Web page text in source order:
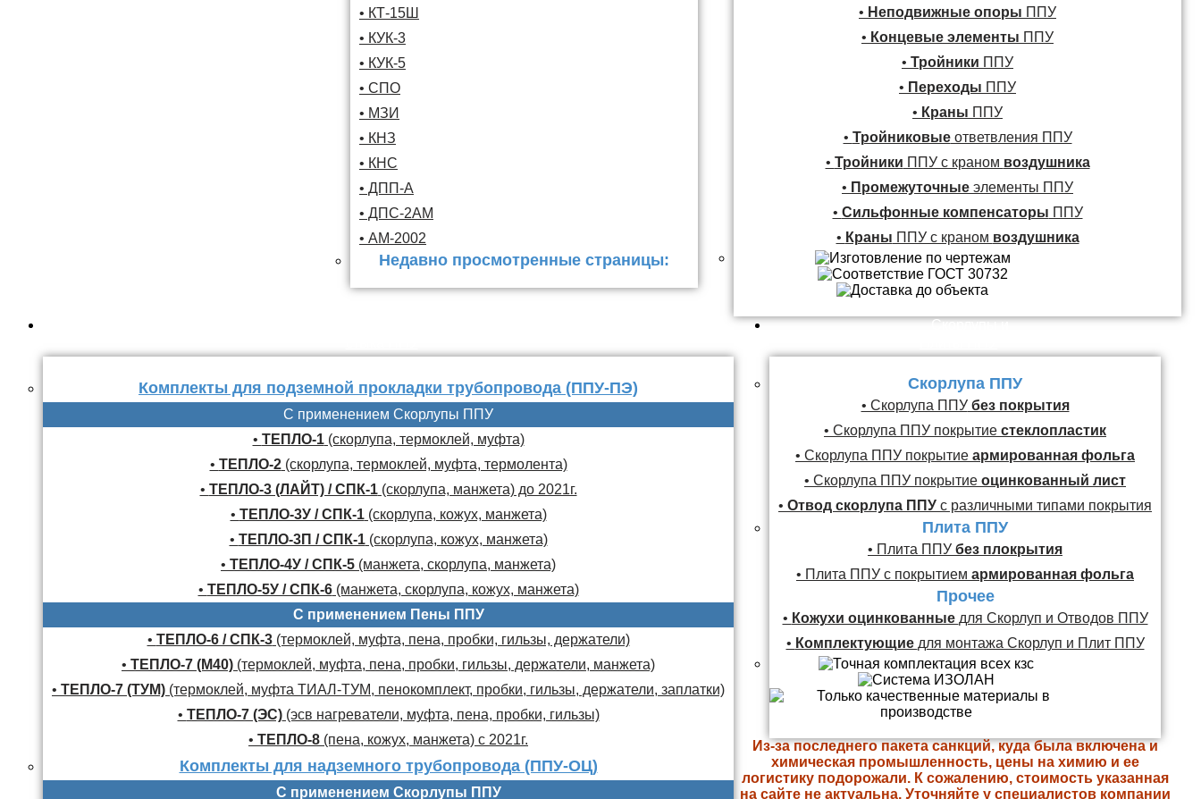
• КТ-15Ш
• КУК-3
• КУК-5
• СПО
• МЗИ
• КНЗ
• КНС
• ДПП-А
• ДПС-2АМ
• АМ-2002
Недавно просмотренные страницы:
• Неподвижные опоры ППУ
• Концевые элементы ППУ
• Тройники ППУ
• Переходы ППУ
• Краны ППУ
• Тройниковыеответвления ППУ
• Тройники ППУ с краном воздушника
• Промежуточные элементы ППУ
• Сильфонные компенсаторы ППУ
• Краны ППУ с краном воздушника
Комплекты для подземной прокладки трубопровода (ППУ-ПЭ)
С применением Скорлупы ППУ
• ТЕПЛО-1(скорлупа, термоклей, муфта)
• ТЕПЛО-2(скорлупа, термоклей, муфта, термолента)
• ТЕПЛО-3 (ЛАЙТ) / СПК-1(скорлупа, манжета) до 2021г.
• ТЕПЛО-3У / СПК-1(скорлупа, кожух, манжета)
• ТЕПЛО-3П / СПК-1(скорлупа, кожух, манжета)
• ТЕПЛО-4У / СПК-5 (манжета, скорлупа, манжета)
• ТЕПЛО-5У / СПК-6(манжета, скорлупа, кожух, манжета)
С применением Пены ППУ
• ТЕПЛО-6 / СПК-3(термоклей, муфта, пена, пробки, гильзы, держатели)
• ТЕПЛО-7 (М40) (термоклей, муфта, пена, пробки, гильзы, держатели, манжета)
• ТЕПЛО-7 (ТУМ) (термоклей, муфта ТИАЛ-ТУМ, пенокомплект, пробки, гильзы, держатели, заплатки)
• ТЕПЛО-7 (ЭС)(эсв нагреватели, муфта, пена, пробки, гильзы)
• ТЕПЛО-8 (пена, кожух, манжета) с 2021г.
Комплекты для надземного трубопровода (ППУ-ОЦ)
С применением Скорлупы ППУ
Скорлупы и
Скорлупа ППУ
• Скорлупа ППУбез покрытия
• Скорлупа ППУ покрытие стеклопластик
• Скорлупа ППУ покрытие армированная фольга
• Скорлупа ППУ покрытие оцинкованный лист
• Отвод скорлупа ППУ с различными типами покрытия
Плита ППУ
• Плита ППУ без плокрытия
• Плита ППУ с покрытием армированная фольга
Прочее
• Кожухи оцинкованные для Скорлуп и Отводов ППУ
• Комплектующие для монтажа Скорлуп и Плит ППУ
Из-за последнего пакета санкций, куда была включена и
химическая промышленность, цены на химию и ее
логистику подорожали. К сожалению, стоимость указанная
на сайте не актуальна. Уточняйте у специалистов компании